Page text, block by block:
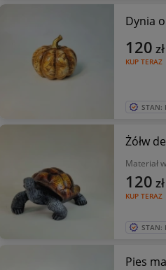
Dynia
KUP TERAZ
120 zł
STAN:
Żółw
Materiał
KUP TERAZ
120 zł
STAN:
Pies